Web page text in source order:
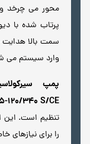
محور می چرخد
پرتاب شده با
سمت بالا
وارد سیستم می
پمپ
120/340 S/CE
تنظیم است. این
را برای نیازهای